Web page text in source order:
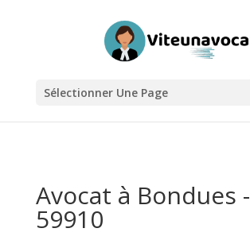
Sélectionner Une Page
Avocat à Bondues -
59910